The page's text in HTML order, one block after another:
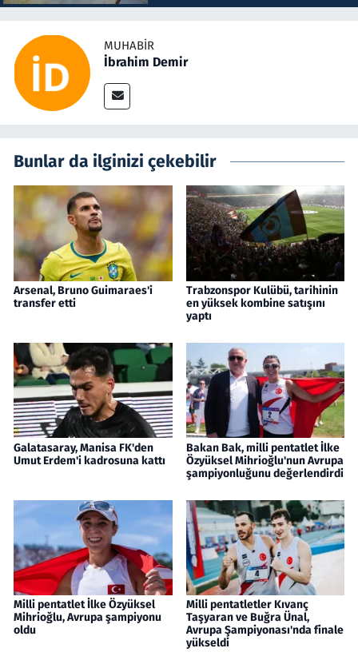
MUHABIR
İbrahim Demir
Bunlar da ilginizi çekebilir
Arsenal, Bruno Guimaraes'i
transfer etti
Trabzonspor Kulübü, tarihinin
en yüksek kombine satışını
yaptı
Galatasaray, Manisa FK'den
Umut Erdem'i kadrosuna kattı
Bakan Bak, milli pentatlet İlke
Özyüksel Mihrioğlu'nun Avrupa
şampiyonluğunu değerlendirdi
Milli pentatlet İlke Özyüksel
Mihrioğlu, Avrupa şampiyonu
oldu
Milli pentatletler Kıvanç
Taşyaran ve Buğra Ünal,
Avrupa Şampiyonası'nda finale
yükseldi